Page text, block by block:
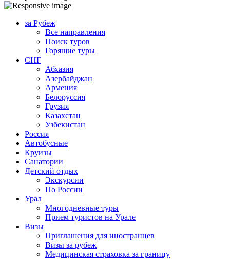
за Рубеж
Все направления
Поиск туров
Горящие туры
СНГ
Абхазия
Азербайджан
Армения
Белоруссия
Грузия
Казахстан
Узбекистан
Россия
Автобусные
Круизы
Санатории
Детский отдых
Экскурсии
По России
Урал
Многодневные туры
Прием туристов на Урале
Визы
Приглашения для иностранцев
Визы за рубеж
Медицинская страховка за границу